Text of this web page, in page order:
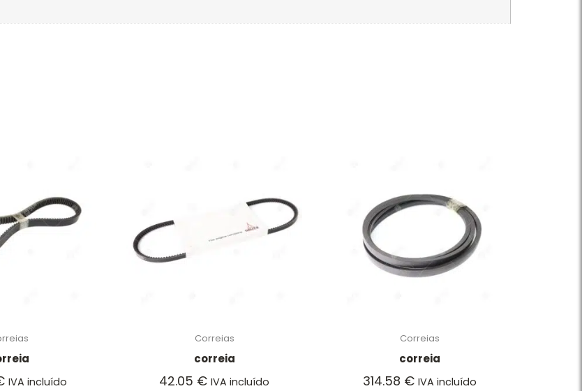
IVA incluído
Correias
correia
42.05 € IVA incluído
Correias
correia
314.58 € IVA incluído